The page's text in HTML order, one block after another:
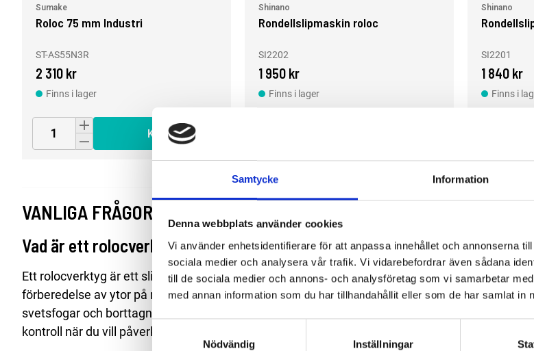
Samtycke Information
Denna webbplats använder cookies
Vi använder enhetsidentifierare för att anpassa innehållet och annonserna
sociala medier och analysera vår trafik. Vi vidarebefordrar även sådana
till de sociala medier och annons- och analysföretag som vi samarbetar
med annan information som du har tillhandahållit eller som de har samlat in
Samtyckesval
Nödvändig
Inställningar
Sumake
Roloc 75 mm Industri
ST-AS55N3R
2 310 kr
Finns i lager
Köp
Shinano
Rondellslipmaskin roloc
SI2202
1 950 kr
Finns i lager
Shinano
SI2201
1 840 kr
Finns i
VANLIGA FRÅGOR OM TRYCKLUFTSDRIVNA ROLOVERKTYG
Vad är ett rolocverktyg och vad används det till?
Ett rolocverktyg är ett slipverktyg som använder snabbfäste för små rondeller och
förberedelse av ytor på metall, men fungerar även på vissa plast- och kompositytor
svetsfogar och borttagning av oxidation eller gammal beläggning. Eftersom rondellerna är
kontroll när du vill påverka en begränsad yta.